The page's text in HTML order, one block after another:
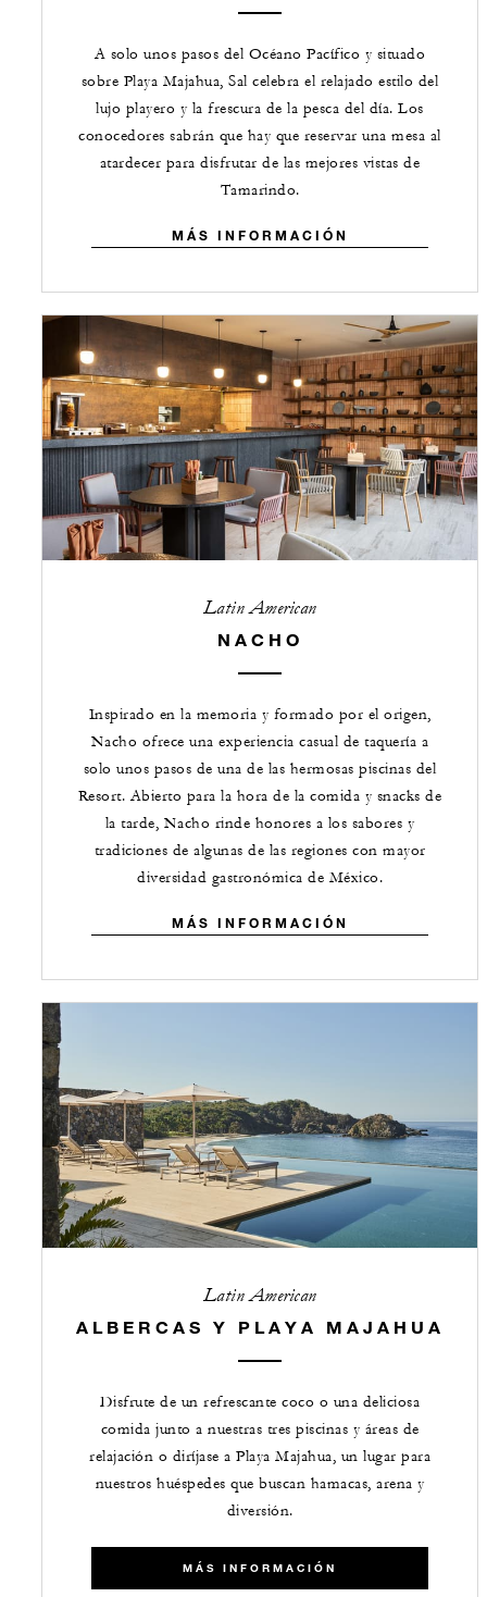
A solo unos pasos del Océano Pacífico y situado
sobre Playa Majahua, Sal celebra el relajado estilo del
lujo playero y la frescura de la pesca del día. Los
conocedores sabrán que hay que reservar una mesa al
atardecer para disfrutar de las mejores vistas de
Tamarindo.
MÁS INFORMACIÓN
Latin American
NACHO
Inspirado en la memoria y formado por el origen,
Nacho ofrece una experiencia casual de taquería a
solo unos pasos de una de las hermosas piscinas del
Resort. Abierto para la hora de la comida y snacks de
la tarde, Nacho rinde honores a los sabores y
tradiciones de algunas de las regiones con mayor
diversidad gastronómica de México.
MÁS INFORMACIÓN
Latin American
ALBERCAS Y PLAYA MAJAHUA
Disfrute de un refrescante coco o una deliciosa
comida junto a nuestras tres piscinas y áreas de
relajación o diríjase a Playa Majahua, un lugar para
nuestros huéspedes que buscan hamacas, arena y
diversión.
MÁS INFORMACIÓN